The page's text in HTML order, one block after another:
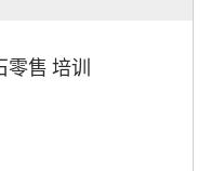
零售 培训